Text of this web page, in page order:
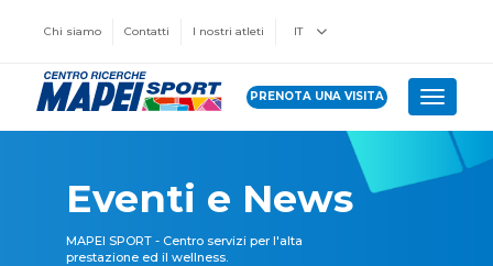
Chi siamo Contatti I nostri atleti IT
PRENOTA UNA VISITA Toggle
Eventi e News
MAPEI SPORT - Centro servizi per l'alta
prestazione ed il wellness.